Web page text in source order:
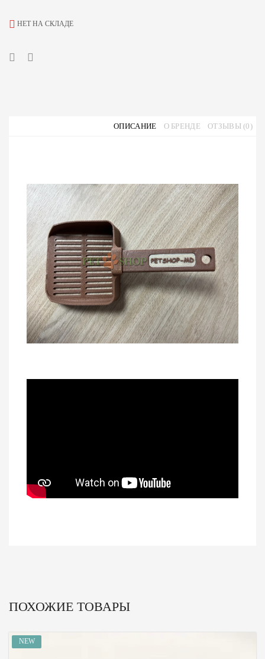
НЕТ НА СКЛАДЕ
ОПИСАНИЕ О БРЕНДЕ ОТЗЫВЫ (0)
ПОХОЖИЕ ТОВАРЫ